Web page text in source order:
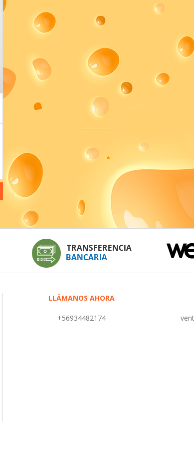
QUESO MOZZARELLA CORLASA-
ARGENTINO
7.800
QUESO GAUDA
$
LLÁMANOS AHORA
+56934482174